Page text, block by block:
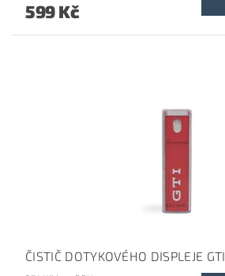
599 Kč
ČISTIČ DOTYKOVÉHO DISPLEJE GTI